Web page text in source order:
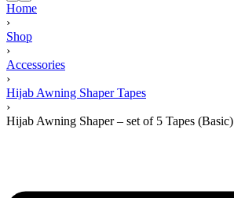
Home
›
Shop
›
Accessories
›
Hijab Awning Shaper Tapes
›
Hijab Awning Shaper – set of 5 Tapes (Basic)